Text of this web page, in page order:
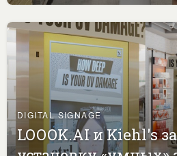
DIGITAL SIGNAGE
LOOOK.AI и Kiehl's